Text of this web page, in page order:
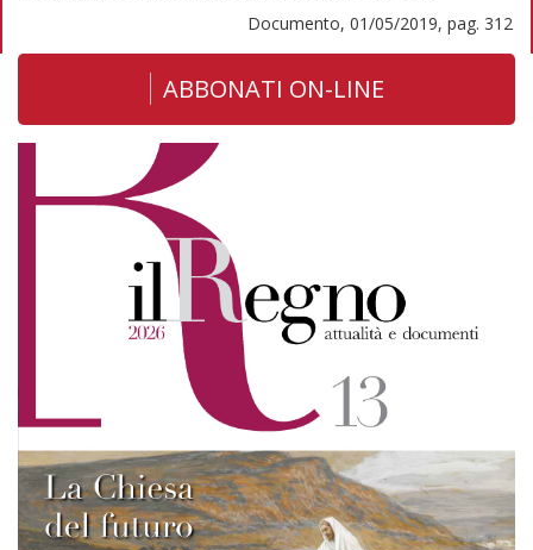
Documento, 01/05/2019, pag. 312
ABBONATI ON-LINE